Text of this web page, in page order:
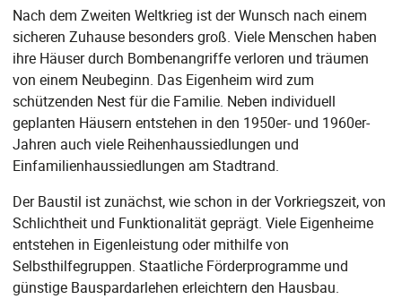
Nach dem Zweiten Weltkrieg ist der Wunsch nach einem
sicheren Zuhause besonders groß. Viele Menschen haben
ihre Häuser durch Bombenangriffe verloren und träumen
von einem Neubeginn. Das Eigenheim wird zum
schützenden Nest für die Familie. Neben individuell
geplanten Häusern entstehen in den 1950er- und 1960er-
Jahren auch viele Reihenhaussiedlungen und
Einfamilienhaussiedlungen am Stadtrand.
Der Baustil ist zunächst, wie schon in der Vorkriegszeit, von
Schlichtheit und Funktionalität geprägt. Viele Eigenheime
entstehen in Eigenleistung oder mithilfe von
Selbsthilfegruppen. Staatliche Förderprogramme und
günstige Bauspardarlehen erleichtern den Hausbau.